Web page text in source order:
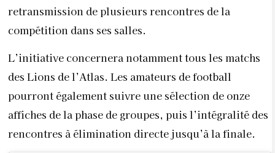
retransmission de plusieurs rencontres de la
compétition dans ses salles.
L’initiative concernera notamment tous les matchs
des Lions de l’Atlas. Les amateurs de football
pourront également suivre une sélection de onze
affiches de la phase de groupes, puis l’intégralité des
rencontres à élimination directe jusqu’à la finale.